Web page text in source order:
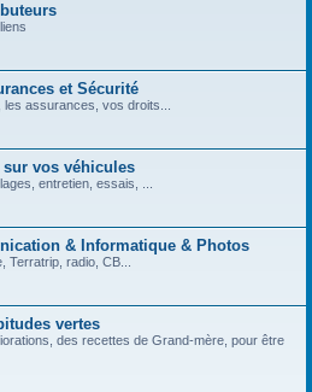
et Sécurité
assurances, vos droits...
vos véhicules
entretien, essais, ...
& Informatique & Photos
Terratrip, radio, CB...
vertes
des recettes de Grand-mère, pour être